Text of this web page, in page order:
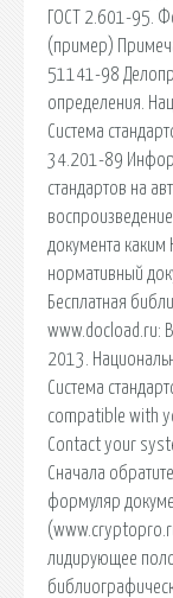
ГОСТ 2.601-95.
(пример)
51141-98
определения.
Система
34.201-89
стандартов на
документа
нормативный
Бесплатная
www.docload.ru:
2013.
Система
compatible with
Contact your
Сначала
формуляр
лидирующее